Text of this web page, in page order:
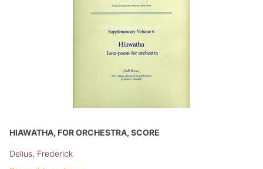
HIAWATHA, FOR ORCHESTRA, SCORE
Delius, Frederick